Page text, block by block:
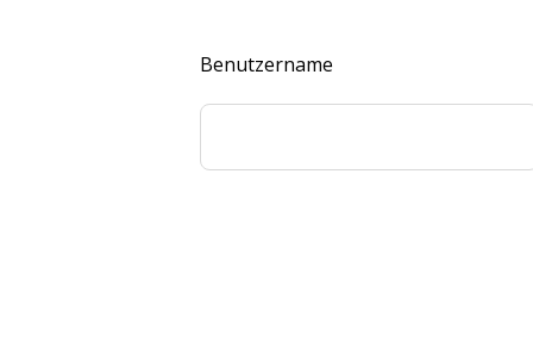
Benutzername